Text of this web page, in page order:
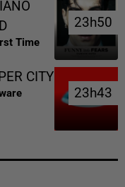
Time
23h50
23h50
CITY
23h43
23h43